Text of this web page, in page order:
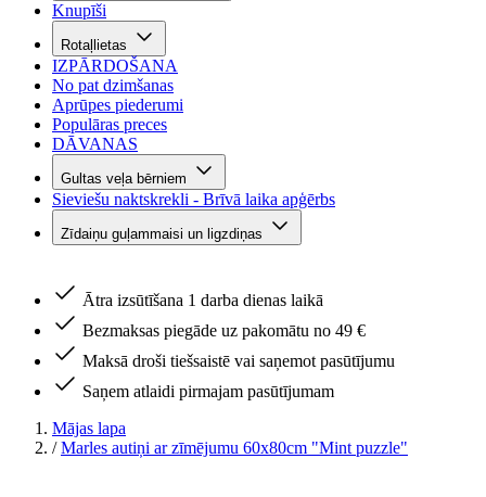
Knupīši
Rotaļlietas
IZPĀRDOŠANA
No pat dzimšanas
Aprūpes piederumi
Populāras preces
DĀVANAS
Gultas veļa bērniem
Sieviešu naktskrekli - Brīvā laika apģērbs
Zīdaiņu guļammaisi un ligzdiņas
Ātra izsūtīšana 1 darba dienas laikā
Bezmaksas piegāde uz pakomātu no 49 €
Maksā droši tiešsaistē vai saņemot pasūtījumu
Saņem atlaidi pirmajam pasūtījumam
Mājas lapa
/ Marles autiņi ar zīmējumu 60x80cm "Mint puzzle"